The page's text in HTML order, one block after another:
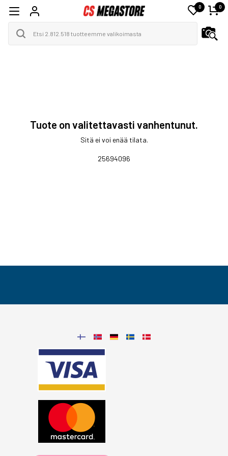
0 0
Tuote on valitettavasti vanhentunut.
Sitä ei voi enää tilata.
25694096